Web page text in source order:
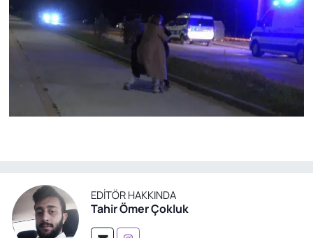
EDITÖR HAKKINDA
Tahir Ömer Çokluk